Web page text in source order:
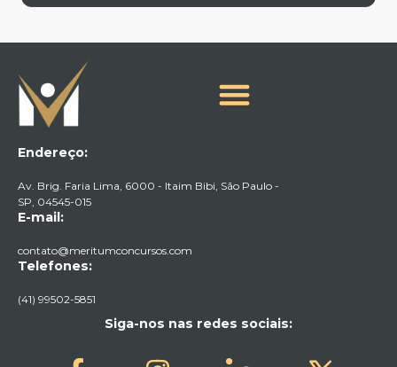
Endereço:
Av. Brig. Faria Lima, 6000 - Itaim Bibi, São Paulo -
SP, 04545-015​
E-mail:
contato@meritumconcursos.com
Telefones:
(41) 99502-5851
Siga-nos nas redes sociais: